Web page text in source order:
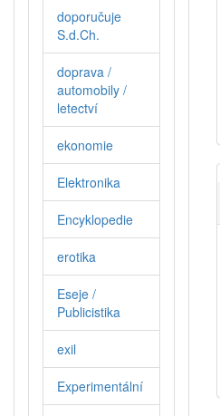
doporučuje
S.d.Ch.
doprava /
automobily /
letectví
ekonomie
Elektronika
Encyklopedie
erotika
Eseje /
Publicistika
exil
Experimentální